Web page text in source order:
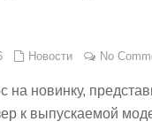
Новости No
на новинку,
к выпускаемой